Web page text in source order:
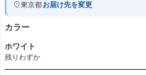
東京都お届け先を変更
カラー
ホワイト
残りわずか